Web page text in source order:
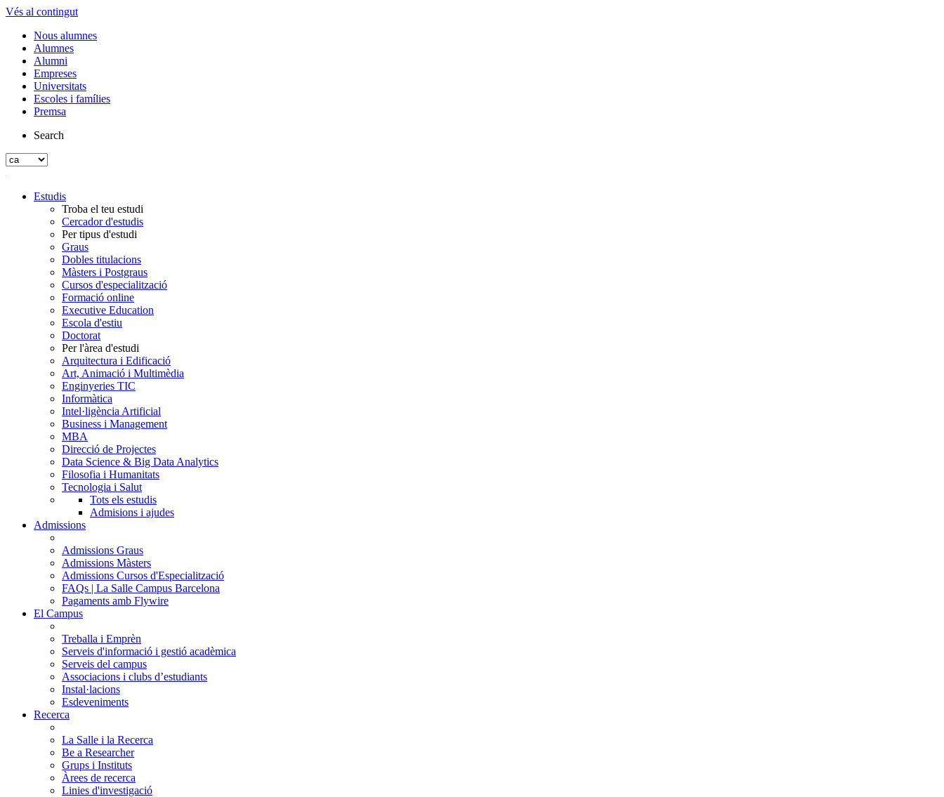
Vés al contingut
Nous alumnes
Alumnes
Alumni
Empreses
Universitats
Escoles i famílies
Premsa
Search
Estudis
Troba el teu estudi
Cercador d'estudis
Per tipus d'estudi
Graus
Dobles titulacions
Màsters i Postgraus
Cursos d'especialització
Formació online
Executive Education
Escola d'estiu
Doctorat
Per l'àrea d'estudi
Arquitectura i Edificació
Art, Animació i Multimèdia
Enginyeries TIC
Informàtica
Intel·ligència Artificial
Business i Management
MBA
Direcció de Projectes
Data Science & Big Data Analytics
Filosofia i Humanitats
Tecnologia i Salut
Tots els estudis
Admisions i ajudes
Admissions
Admissions Graus
Admissions Màsters
Admissions Cursos d'Especialització
FAQs | La Salle Campus Barcelona
Pagaments amb Flywire
El Campus
Treballa i Emprèn
Serveis d'informació i gestió acadèmica
Serveis del campus
Associacions i clubs d’estudiants
Instal·lacions
Esdeveniments
Recerca
La Salle i la Recerca
Be a Researcher
Grups i Instituts
Àrees de recerca
Linies d'investigació